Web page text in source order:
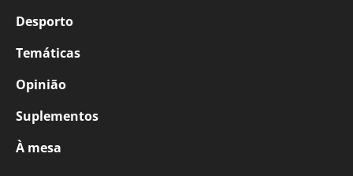
Desporto
Temáticas
Opinião
Suplementos
À mesa